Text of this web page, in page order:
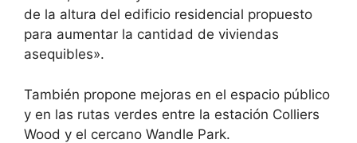
de la altura del edificio residencial propuesto
para aumentar la cantidad de viviendas
asequibles».
También propone mejoras en el espacio público
y en las rutas verdes entre la estación Colliers
Wood y el cercano Wandle Park.